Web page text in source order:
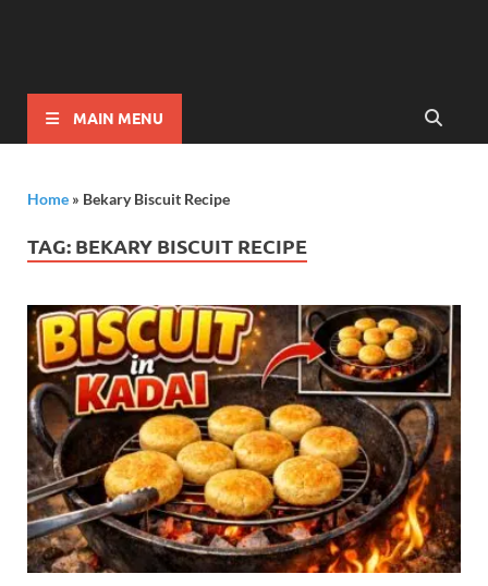
MAIN MENU
Home » Bekary Biscuit Recipe
TAG: BEKARY BISCUIT RECIPE